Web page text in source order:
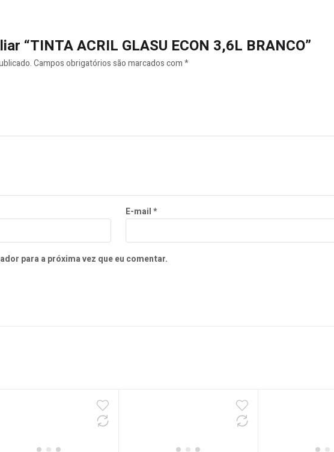
“TINTA ACRIL GLASU ECON 3,6L BRANCO”
Campos obrigatórios são marcados com*
E-mail*
para a próxima vez que eu comentar.